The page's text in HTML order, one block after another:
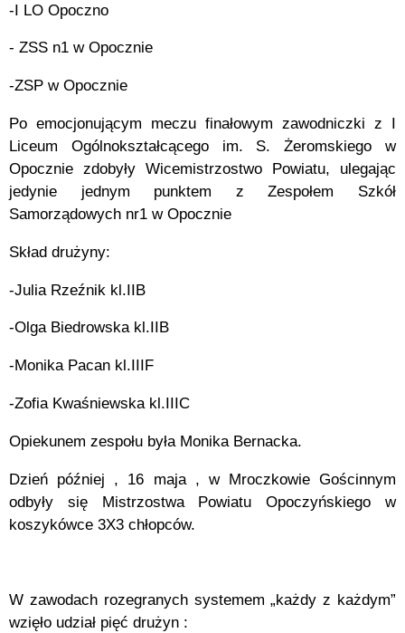
-I LO Opoczno
- ZSS n1 w Opocznie
-ZSP w Opocznie
Po emocjonującym meczu finałowym zawodniczki z I
Liceum Ogólnokształcącego im. S. Żeromskiego w
Opocznie zdobyły Wicemistrzostwo Powiatu, ulegając
jedynie jednym punktem z Zespołem Szkół
Samorządowych nr1 w Opocznie
Skład drużyny:
-Julia Rzeźnik kl.IIB
-Olga Biedrowska kl.IIB
-Monika Pacan kl.IIIF
-Zofia Kwaśniewska kl.IIIC
Opiekunem zespołu była Monika Bernacka.
Dzień później , 16 maja , w Mroczkowie Gościnnym
odbyły się Mistrzostwa Powiatu Opoczyńskiego w
koszykówce 3X3 chłopców.
W zawodach rozegranych systemem „każdy z każdym”
wzięło udział pięć drużyn :